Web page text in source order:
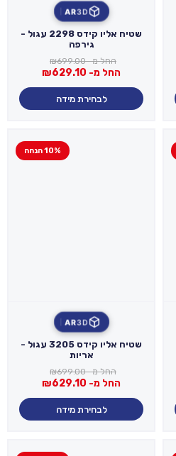
3D
AR
שטיח אליו קידס 2298 עגול -
גירפה
החל מ- ₪699.00
החל מ- ₪629.10
לבחירת מידה
10% הנחה
3D
AR
שטיח אליו קידס 3205 עגול -
אריות
החל מ- ₪699.00
החל מ- ₪629.10
לבחירת מידה